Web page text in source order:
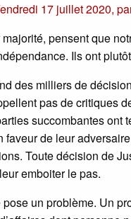
17 juillet 2020,
pensent que
Ils ont
des milliers de
pas de critiques
succombantes
de leur
Toute décision de
emboiter le pas.
un problème. Un